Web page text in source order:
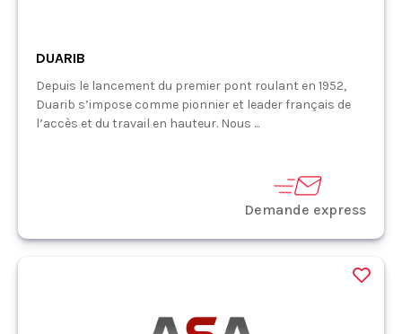
DUARIB
Depuis le lancement du premier pont roulant en 1952,
Duarib s’impose comme pionnier et leader français de
l’accès et du travail en hauteur. Nous ...
Demande express